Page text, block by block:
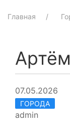
Главная
07.05.2026
ГОРОДА
admin